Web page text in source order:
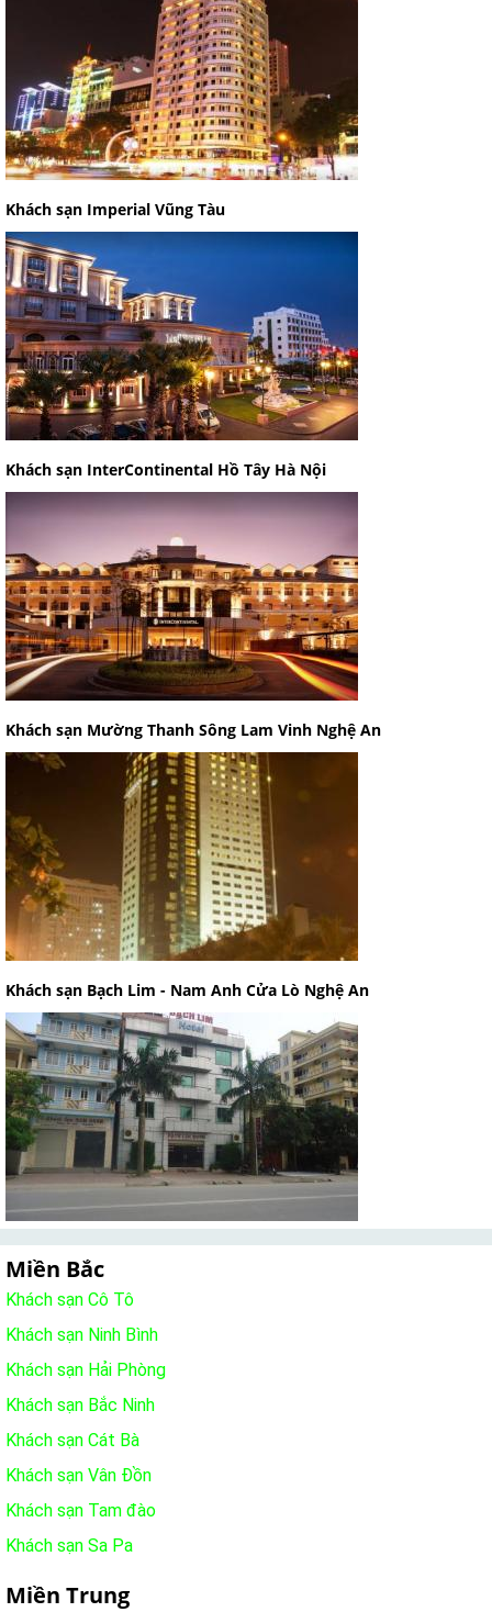
Khách sạn Imperial Vũng Tàu
Khách sạn InterContinental Hồ Tây Hà Nội
Khách sạn Mường Thanh Sông Lam Vinh Nghệ An
Khách sạn Bạch Lim - Nam Anh Cửa Lò Nghệ An
Miền Bắc
Khách sạn Cô Tô
Khách sạn Ninh Bình
Khách sạn Hải Phòng
Khách sạn Bắc Ninh
Khách sạn Cát Bà
Khách sạn Vân Đồn
Khách sạn Tam đào
Khách sạn Sa Pa
Miền Trung